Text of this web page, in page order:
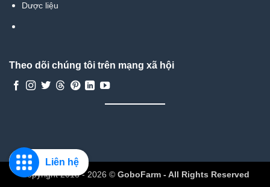
Dược liệu
Theo dõi chúng tôi trên mạng xã hội
Copyright 2018 - 2026 © GoboFarm - All Rights Reserved
Liên hệ